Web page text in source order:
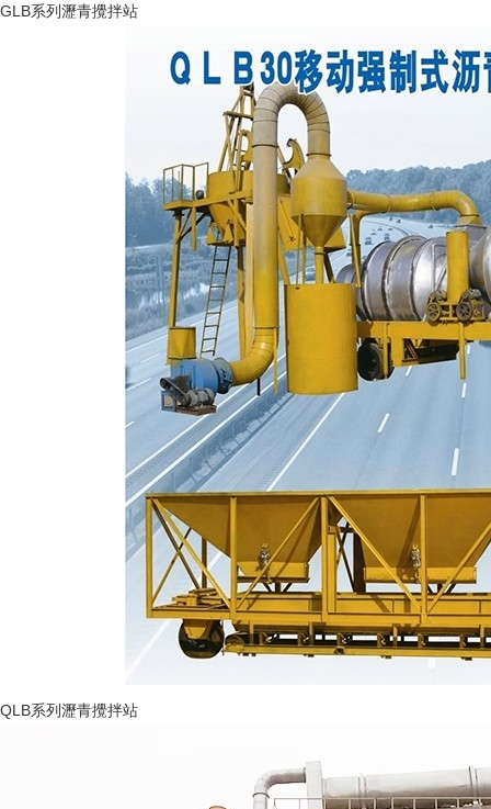
GLB系列瀝青攪拌站
QLB系列瀝青攪拌站